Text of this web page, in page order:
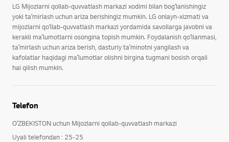
LG Mijozlarni qollab-quvvatlash markazi xodimi bilan bogʻlanishingiz
yoki taʼmirlash uchun ariza berishingiz mumkin. LG onlayn-xizmati va
mijozlarni qoʻllab-quvvatlash markazi yordamida savollarga javobni va
kerakli maʼlumotlarni osongina topish mumkin. Foydalanish qoʻllanmasi,
taʼmirlash uchun ariza berish, dasturiy taʼminotni yangilash va
kafolatlar haqidagi maʼlumotlar olishni birgina tugmani bosish orqali
hal qilish mumkin.
Telefon
OʻZBEKISTON uchun Mijozlarni qollab-quvvatlash markazi
Uyali telefondan : 25-25